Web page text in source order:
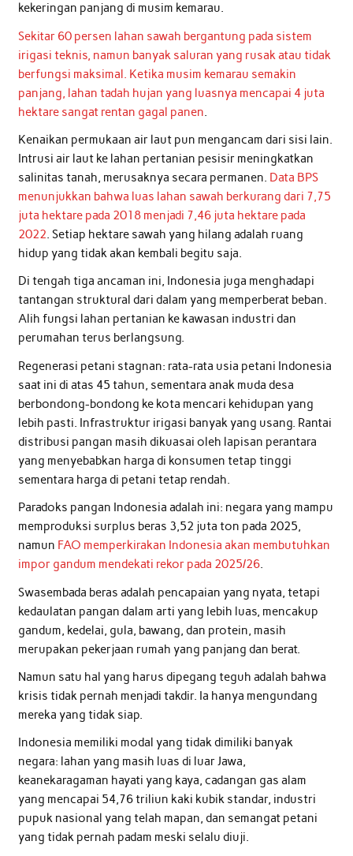
kekeringan panjang di musim kemarau.
Sekitar 60 persen lahan sawah bergantung pada sistem
irigasi teknis, namun banyak saluran yang rusak atau tidak
berfungsi maksimal. Ketika musim kemarau semakin
panjang, lahan tadah hujan yang luasnya mencapai 4 juta
hektare sangat rentan gagal panen.
Kenaikan permukaan air laut pun mengancam dari sisi lain.
Intrusi air laut ke lahan pertanian pesisir meningkatkan
salinitas tanah, merusaknya secara permanen. Data BPS
menunjukkan bahwa luas lahan sawah berkurang dari 7,75
juta hektare pada 2018 menjadi 7,46 juta hektare pada
2022. Setiap hektare sawah yang hilang adalah ruang
hidup yang tidak akan kembali begitu saja.
Di tengah tiga ancaman ini, Indonesia juga menghadapi
tantangan struktural dari dalam yang memperberat beban.
Alih fungsi lahan pertanian ke kawasan industri dan
perumahan terus berlangsung.
Regenerasi petani stagnan: rata-rata usia petani Indonesia
saat ini di atas 45 tahun, sementara anak muda desa
berbondong-bondong ke kota mencari kehidupan yang
lebih pasti. Infrastruktur irigasi banyak yang usang. Rantai
distribusi pangan masih dikuasai oleh lapisan perantara
yang menyebabkan harga di konsumen tetap tinggi
sementara harga di petani tetap rendah.
Paradoks pangan Indonesia adalah ini: negara yang mampu
memproduksi surplus beras 3,52 juta ton pada 2025,
namun FAO memperkirakan Indonesia akan membutuhkan
impor gandum mendekati rekor pada 2025/26.
Swasembada beras adalah pencapaian yang nyata, tetapi
kedaulatan pangan dalam arti yang lebih luas, mencakup
gandum, kedelai, gula, bawang, dan protein, masih
merupakan pekerjaan rumah yang panjang dan berat.
Namun satu hal yang harus dipegang teguh adalah bahwa
krisis tidak pernah menjadi takdir. Ia hanya mengundang
mereka yang tidak siap.
Indonesia memiliki modal yang tidak dimiliki banyak
negara: lahan yang masih luas di luar Jawa,
keanekaragaman hayati yang kaya, cadangan gas alam
yang mencapai 54,76 triliun kaki kubik standar, industri
pupuk nasional yang telah mapan, dan semangat petani
yang tidak pernah padam meski selalu diuji.